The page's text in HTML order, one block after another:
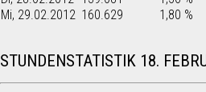
Mi, 29.02.2012 160.629 1,80 %
STUNDENSTATISTIK 18.